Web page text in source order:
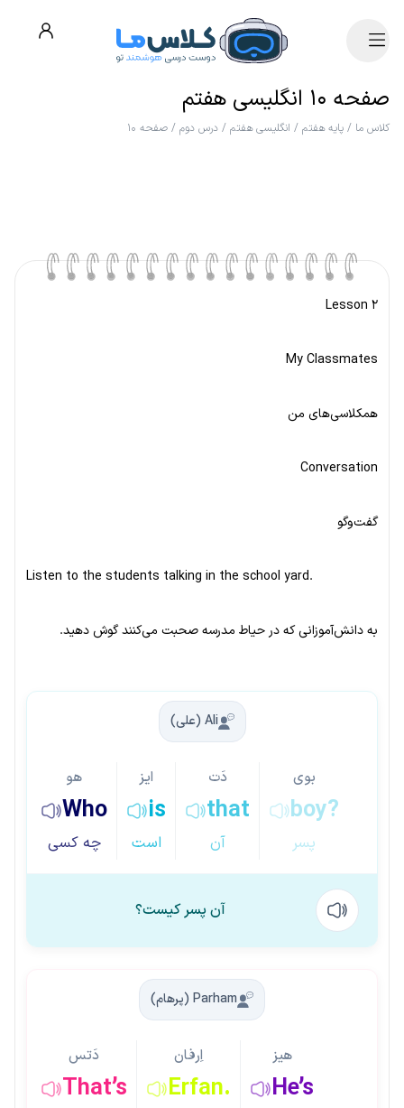
صفحه ۱۰ انگلیسی هفتم
کلاس ما / پایه هفتم / انگلیسی هفتم / درس دوم / صفحه ۱۰
Lesson 2
My Classmates
همکلاسی‌های من
Conversation
گفت‌وگو
Listen to the students talking in the school yard.
به دانش‌آموزانی که در حیاط مدرسه صحبت می‌کنند گوش دهید.
Ali (علی)
هو
Who
چه کسی
ایز
is
است
دَت
that
آن
بوی
boy?
پسر
آن پسر کیست؟
Parham (پرهام)
دَتس
That’s
اِرفان
Erfan.
هیز
He’s